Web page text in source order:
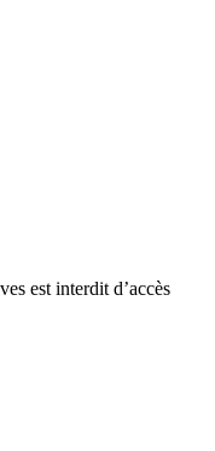
est interdit d’accès